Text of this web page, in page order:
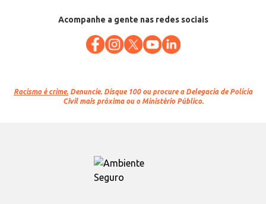
Acompanhe a gente nas redes sociais
Racismo é crime. Denuncie. Disque 100 ou procure a Delegacia de Polícia
Civil mais próxima ou o Ministério Público.